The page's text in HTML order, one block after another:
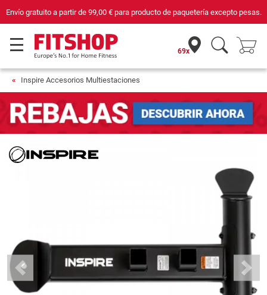
Envío gratuito a partir de 99,00 €para producto de paquetería excepto pesas.
69x
Inspire Accesorios Multiestaciones
Previous Next